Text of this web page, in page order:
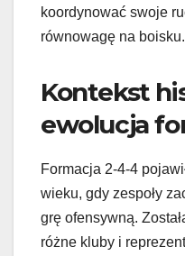
koordynować swoje
równowagę na boisku.
Kontekst
ewolucja
Formacja 2-4-4
wieku, gdy zespoły
grę ofensywną.
różne kluby i